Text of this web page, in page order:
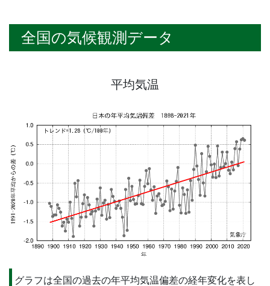
全国の気候観測データ
平均気温
グラフは全国の過去の年平均気温偏差の経年変化を表し